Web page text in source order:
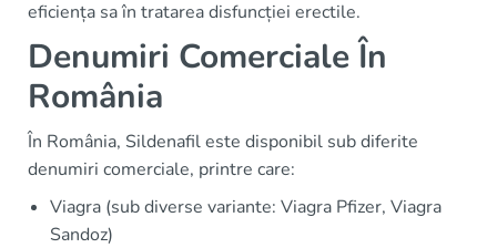
eficiența sa în tratarea disfuncției erectile.
Denumiri Comerciale În
România
În România, Sildenafil este disponibil sub diferite
denumiri comerciale, printre care:
Viagra (sub diverse variante: Viagra Pfizer, Viagra
Sandoz)